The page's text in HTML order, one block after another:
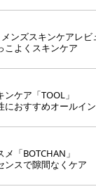
な男
頭皮ケア
メンズスキンケアレビ
こよくスキンケア
ンケア「TOOL」
におすすめオールイ
メ「BOTCHAN」
ンスで隙間なくケア